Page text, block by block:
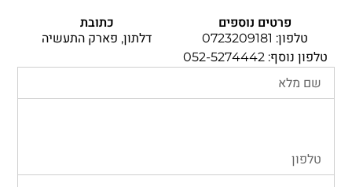
פרטים נוספים
טלפון: 0723209181
טלפון נוסף: 052-5274442
כתובת
דלתון, פארק התעשיה